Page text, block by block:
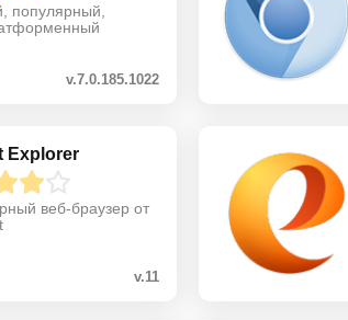
популярный,
v.7.0.185.1022
Explorer
веб-браузер от
v.11